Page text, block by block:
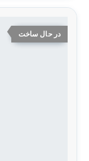
در حال ساخت